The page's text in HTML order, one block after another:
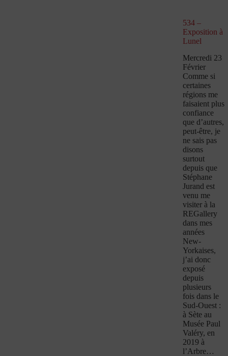
534 –
Exposition à
Lunel
Mercredi 23
Février
Comme si
certaines
régions me
faisaient plus
confiance
que d’autres,
peut-être, je
ne sais pas
disons
surtout
depuis que
Stéphane
Jurand est
venu me
visiter à la
REGallery
dans mes
années
New-
Yorkaises,
j’ai donc
exposé
depuis
plusieurs
fois dans le
Sud-Ouest :
à Sète au
Musée Paul
Valéry, en
2019 à
l’Arbre…